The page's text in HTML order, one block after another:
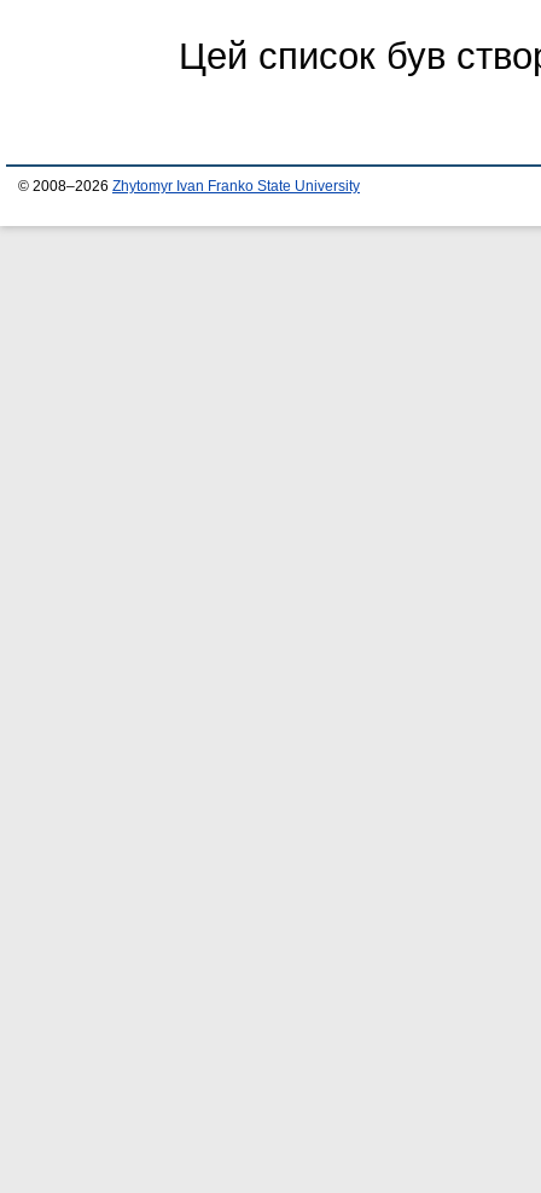
Цей список був
© 2008–2026 Zhytomyr Ivan Franko State University